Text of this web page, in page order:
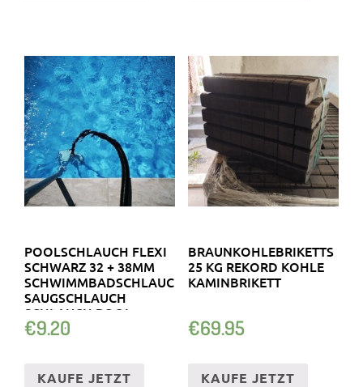
POOLSCHLAUCH FLEXI
SCHWARZ 32 + 38MM
SCHWIMMBADSCHLAUCH
SAUGSCHLAUCH
SCHLAUCH POOL
€9.20
KAUFE JETZT
BRAUNKOHLEBRIKETTS
25 KG REKORD KOHLE
KAMINBRIKETT
€69.95
KAUFE JETZT